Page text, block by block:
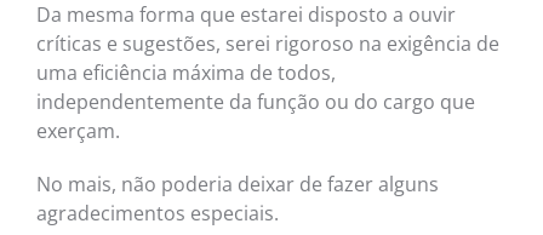
Da mesma forma que estarei disposto a ouvir
críticas e sugestões, serei rigoroso na exigência de
uma eficiência máxima de todos,
independentemente da função ou do cargo que
exerçam.
No mais, não poderia deixar de fazer alguns
agradecimentos especiais.